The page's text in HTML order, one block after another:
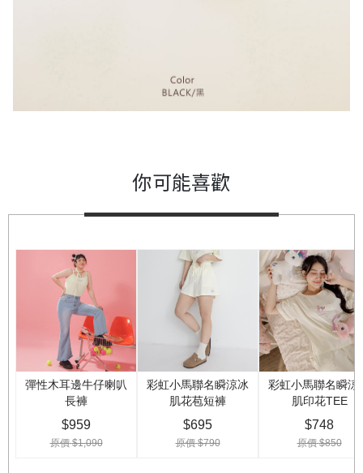
你可能喜歡